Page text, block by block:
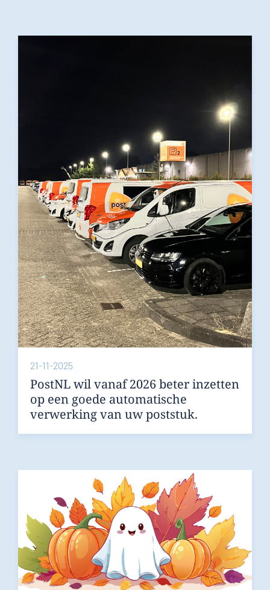
21-11-2025
PostNL wil vanaf 2026 beter inzetten
op een goede automatische
verwerking van uw poststuk.